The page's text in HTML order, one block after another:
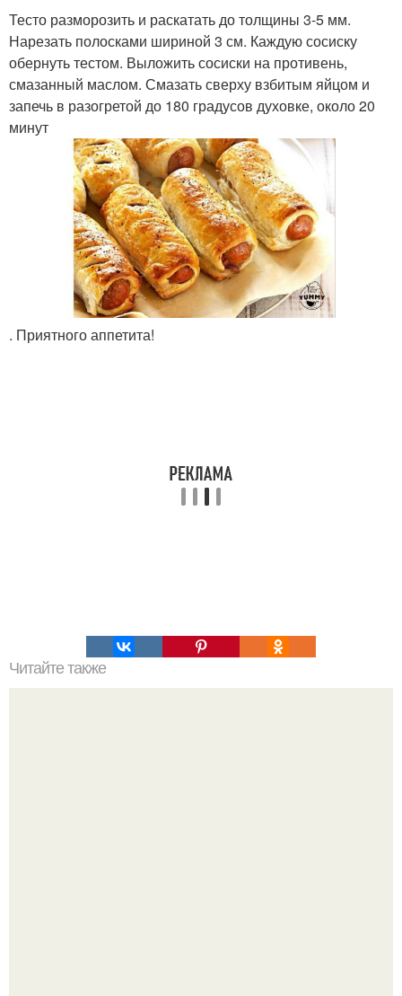
Тесто разморозить и раскатать до толщины 3-5 мм.
Нарезать полосками шириной 3 см. Каждую сосиску
обернуть тестом. Выложить сосиски на противень,
смазанный маслом. Смазать сверху взбитым яйцом и
запечь в разогретой до 180 градусов духовке, около 20
минут
. Приятного аппетита!
Читайте также